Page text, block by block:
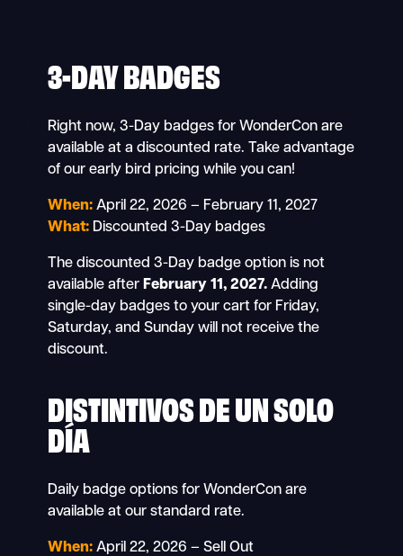
3-DAY BADGES
Right now, 3-Day badges for WonderCon are
available at a discounted rate. Take advantage
of our early bird pricing while you can!
When:April 22, 2026 – February 11, 2027
What:Discounted 3-Day badges
The discounted 3-Day badge option is not
available after February 11, 2027. Adding
single-day badges to your cart for Friday,
Saturday, and Sunday will not receive the
discount.
DISTINTIVOS DE UN SOLO
DÍA
Daily badge options for WonderCon are
available at our standard rate.
When:April 22, 2026 – Sell Out